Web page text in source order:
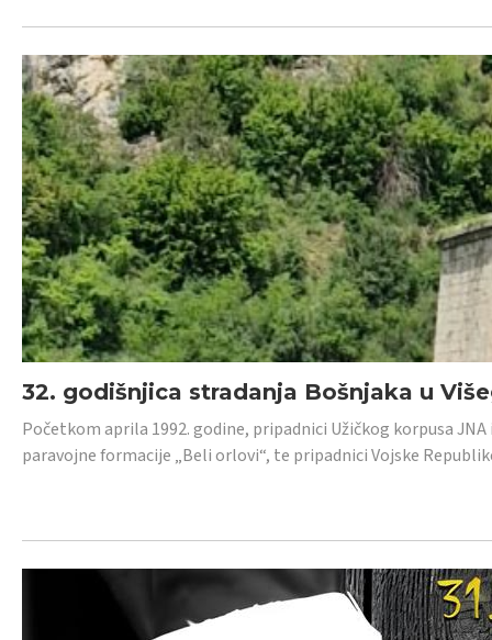
32. godišnjica stradanja Bošnjaka u
Početkom aprila 1992. godine, pripadnici Užičkog korpusa
paravojne formacije „Beli orlovi“, te pripadnici Vojske